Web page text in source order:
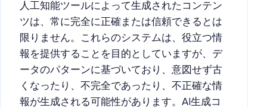
人工知能ツールによって生成されたコンテン
ツは、常に完全に正確または信頼できるとは
限りません。これらのシステムは、役立つ情
報を提供することを目的としていますが、デ
ータのパターンに基づいており、意図せず古
くなったり、不完全であったり、不正確な情
報が生成される可能性があります。AI生成コ